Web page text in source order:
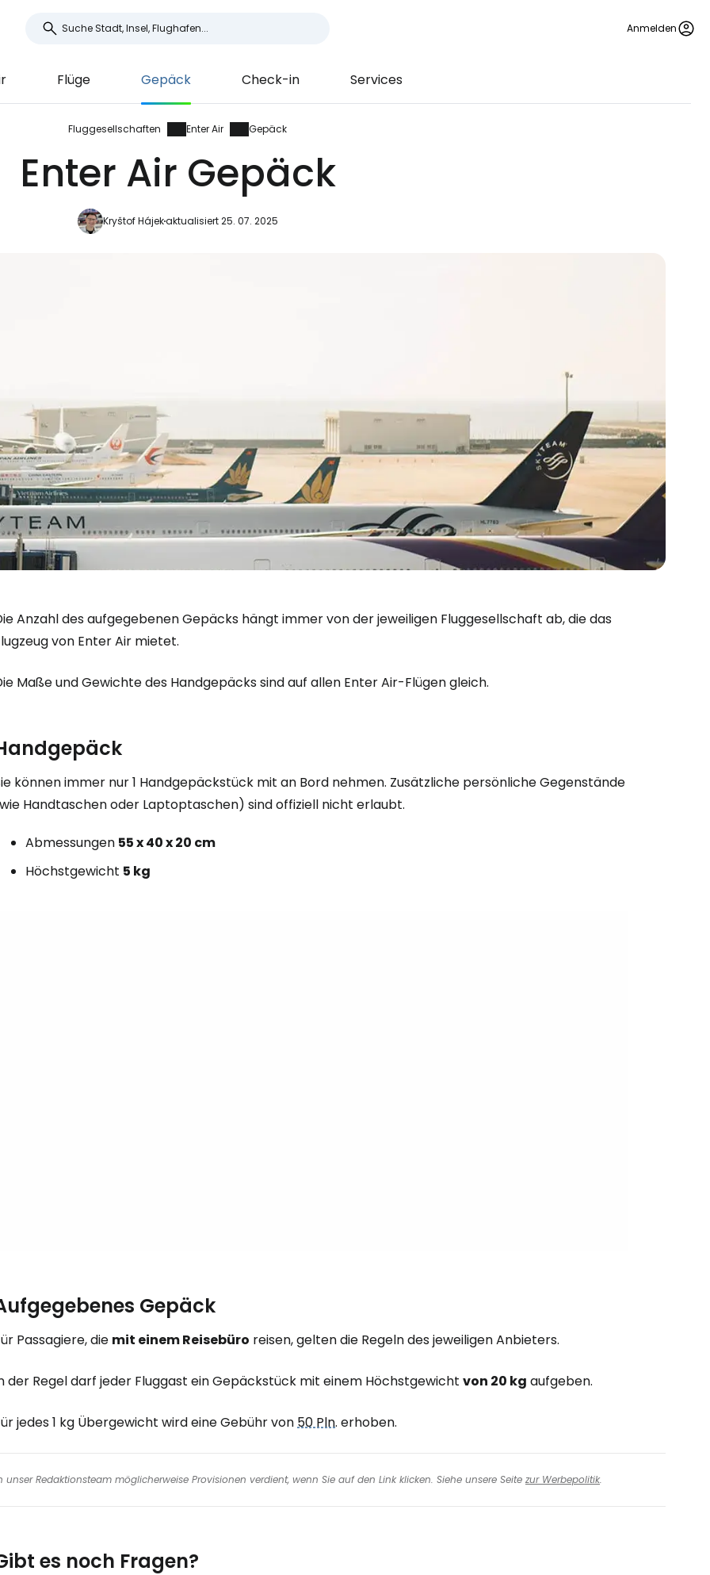
Anmelden
Flüge Gepäck Check-in Services
Fluggesellschaften Enter Air Gepäck
Enter Air Gepäck
Kryštof Hájekaktualisiert 25. 07. 2025
Anzahl des aufgegebenen Gepäcks hängt immer von der jeweiligen Fluggesellschaft ab, die das
von Enter Air mietet.
Maße und Gewichte des Handgepäcks sind auf allen Enter Air-Flügen gleich.
können immer nur 1 Handgepäckstück mit an Bord nehmen. Zusätzliche persönliche Gegenstände
Handtaschen oder Laptoptaschen) sind offiziell nicht erlaubt.
Abmessungen 55 x 40 x 20 cm
Höchstgewicht 5 kg
Gepäck
Passagiere, die mit einem Reisebüro reisen, gelten die Regeln des jeweiligen Anbieters.
der Regel darf jeder Fluggast ein Gepäckstück mit einem Höchstgewicht von 20 kg aufgeben.
jedes 1 kg Übergewicht wird eine Gebühr von50 Pln. erhoben.
Redaktionsteam möglicherweise Provisionen verdient, wenn Sie auf den Link klicken. Siehe unsere Seite zur Werbepolitik.
es noch Fragen?